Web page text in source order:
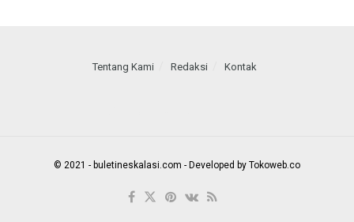
Tentang Kami Redaksi Kontak
© 2021 - buletineskalasi.com - Developed by Tokoweb.co